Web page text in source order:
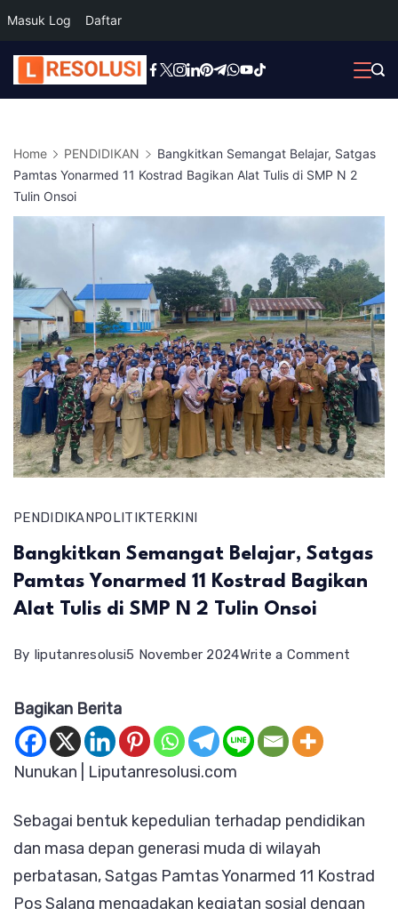
Masuk Log Daftar
Skip
to
Home PENDIDIKAN
Bangkitkan Semangat Belajar, Satgas
Pamtas Yonarmed 11 Kostrad Bagikan Alat Tulis di SMP N 2
Tulin Onsoi
PENDIDIKAN POLITIKTERKINI
Bangkitkan Semangat Belajar, Satgas
Pamtas Yonarmed 11 Kostrad Bagikan
Alat Tulis di SMP N 2 Tulin Onsoi
By liputanresolusi5 November 2024Write a Comment
Bagikan Berita
Nunukan | Liputanresolusi.com
Sebagai bentuk kepedulian terhadap pendidikan
dan masa depan generasi muda di wilayah
perbatasan, Satgas Pamtas Yonarmed 11 Kostrad
Pos Salang mengadakan kegiatan sosial dengan